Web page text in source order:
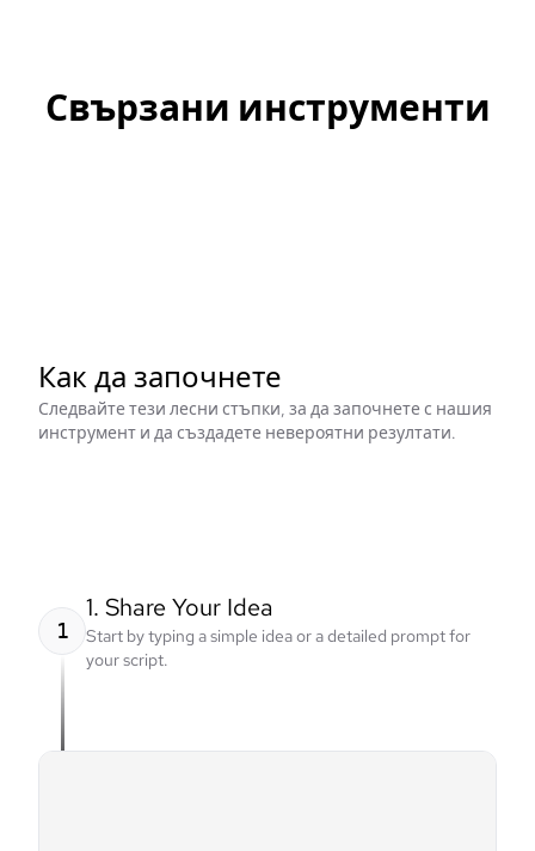
Свързани инструменти
Как да започнете
Следвайте тези лесни стъпки, за да започнете с нашия
инструмент и да създадете невероятни резултати.
1
1. Share Your Idea
Start by typing a simple idea or a detailed prompt for
your script.